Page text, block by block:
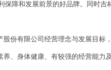
保障和发展前景的好品牌。同时
股份有限公司经营理念与发展目标
、身体健康、有较强的经营能力